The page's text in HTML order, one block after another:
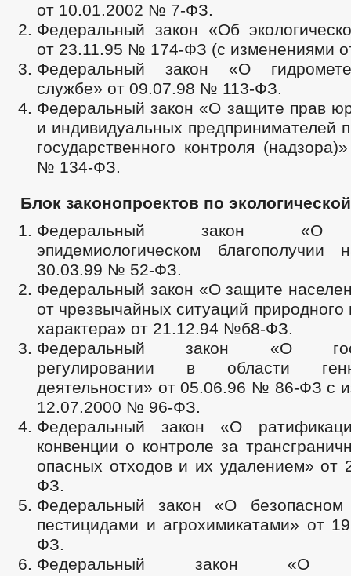
от 10.01.2002 № 7-ФЗ.
Федеральный закон «Об
от 23.11.95 № 174-ФЗ (с изменениями
Федеральный закон «О
службе» от 09.07.98 № 113-ФЗ.
Федеральный закон «О защите прав
и индивидуальных предпринимателей
государственного контроля
№ 134-ФЗ.
Блок законопроектов по
Федеральный закон «О
эпидемиологическом благополучии
30.03.99 № 52-ФЗ.
Федеральный закон «О защите
от чрезвычайных ситуаций природного
характера» от 21.12.94 №б8-ФЗ.
Федеральный закон «О
регулировании в области
деятельности» от 05.06.96 № 86-ФЗ с
12.07.2000 № 96-ФЗ.
Федеральный закон «О
конвенции о контроле за
опасных отходов и их удалением»
ФЗ.
Федеральный закон «О
пестицидами и агрохимикатами» от
ФЗ.
Федеральный закон «О